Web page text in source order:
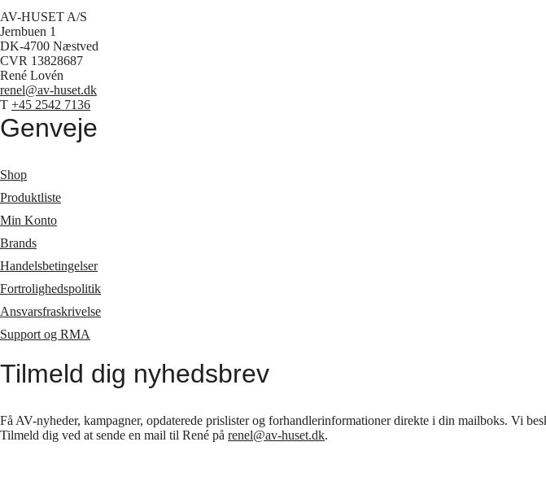
AV-HUSET A/S
Jernbuen 1
DK-4700 Næstved
CVR 13828687
René Lovén
renel@av-huset.dk
T +45 2542 7136
Genveje
Shop
Produktliste
Min Konto
Brands
Handelsbetingelser
Fortrolighedspolitik
Ansvarsfraskrivelse
Support og RMA
Tilmeld dig nyhedsbrev
Få AV-nyheder, kampagner, opdaterede prislister og forhandlerinformationer direkte i din mailboks. Vi
Tilmeld dig ved at sende en mail til René på renel@av-huset.dk.